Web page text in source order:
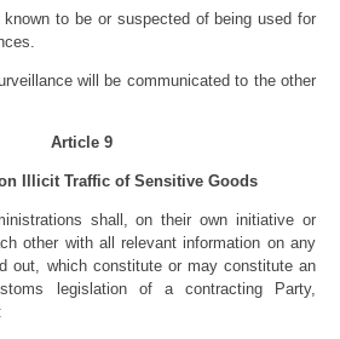
to be or suspected of being used for
will be communicated to the other
Article 9
Illicit Traffic of Sensitive Goods
shall, on their own initiative or
other with all relevant information on any
out, which constitute or may constitute an
legislation of a contracting Party,